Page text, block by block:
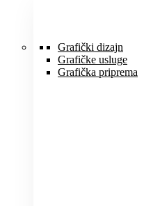
Grafički dizajn
Grafičke usluge
Grafička priprema